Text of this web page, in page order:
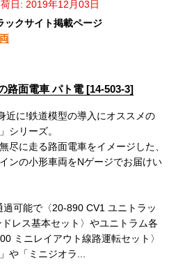
日: 2019年12月03日
ックサイト掲載ページ
路面電車 パト電 [14-503-3]
近に!鉄道模型の導入にオススメの
シリーズ。
尽に走る路面電車をイメージした、
ンの小形車両をNゲージでお届けい
可能で〈20-890 CV1 ユニトラッ
レス基本セット〉やユニトラム各
ミニレイアウト線路運転セット〉
や「ミニジオラ...